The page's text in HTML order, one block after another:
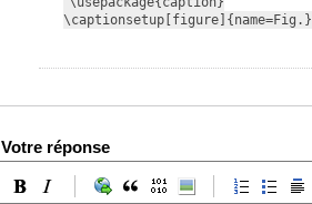
\captionsetup[figure]{name=Fig.}
Votre réponse